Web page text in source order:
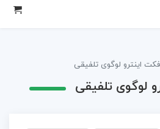
اینترو لوگوی تلفیقی
لوگوی تلفیقی